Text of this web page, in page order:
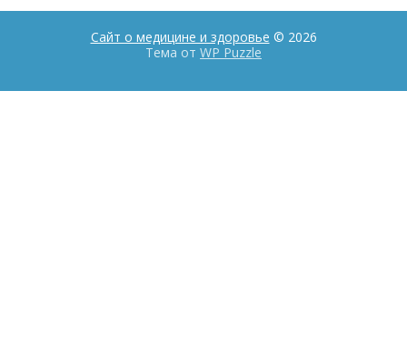
Сайт о медицине и здоровье © 2026
Тема от WP Puzzle